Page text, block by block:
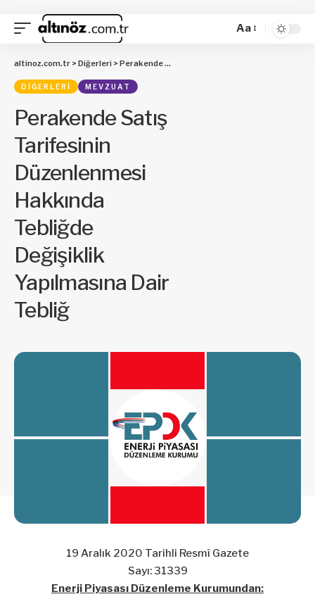
Aa
altinoz.com.tr > Diğerleri > Perakende Satış Tarifesinin Düzenlenmesi Hakkında Tebliğde Değişiklik Yapılmasına Dair Tebliğ
DIĞERLERI MEVZUAT
Perakende Satış
Tarifesinin
Düzenlenmesi
Hakkında
Tebliğde
Değişiklik
Yapılmasına Dair
Tebliğ
19 Aralık 2020 Tarihli Resmî Gazete
Sayı: 31339
Enerji Piyasası Düzenleme Kurumundan: